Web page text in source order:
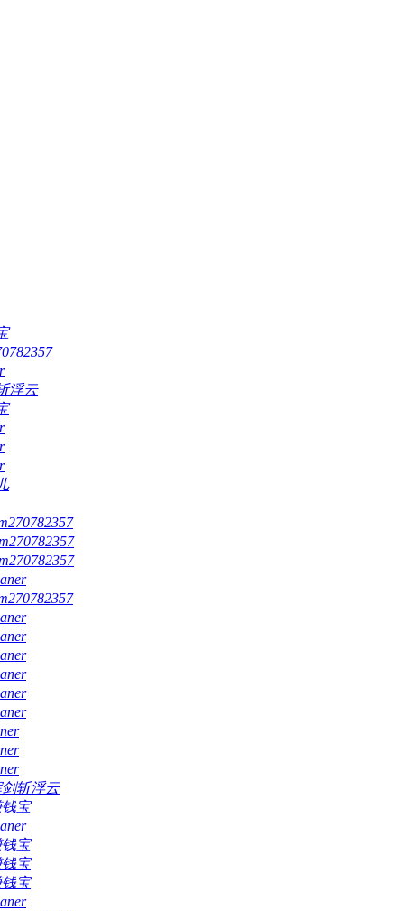
浮云
剑斩浮云
宝
宝
宝
宝